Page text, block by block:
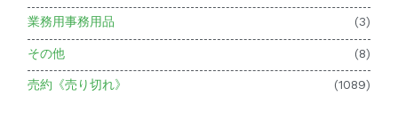
業務用事務用品 (3)
その他 (8)
売約《売り切れ》 (1089)